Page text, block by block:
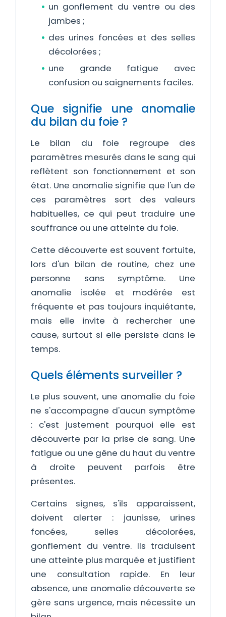
un gonflement du ventre ou des
jambes ;
des urines foncées et des selles
décolorées ;
une grande fatigue avec
confusion ou saignements faciles.
Que signifie une anomalie
du bilan du foie ?
Le bilan du foie regroupe des
paramètres mesurés dans le sang qui
reflètent son fonctionnement et son
état. Une anomalie signifie que l'un de
ces paramètres sort des valeurs
habituelles, ce qui peut traduire une
souffrance ou une atteinte du foie.
Cette découverte est souvent fortuite,
lors d'un bilan de routine, chez une
personne sans symptôme. Une
anomalie isolée et modérée est
fréquente et pas toujours inquiétante,
mais elle invite à rechercher une
cause, surtout si elle persiste dans le
temps.
Quels éléments surveiller ?
Le plus souvent, une anomalie du foie
ne s'accompagne d'aucun symptôme
: c'est justement pourquoi elle est
découverte par la prise de sang. Une
fatigue ou une gêne du haut du ventre
à droite peuvent parfois être
présentes.
Certains signes, s'ils apparaissent,
doivent alerter : jaunisse, urines
foncées, selles décolorées,
gonflement du ventre. Ils traduisent
une atteinte plus marquée et justifient
une consultation rapide. En leur
absence, une anomalie découverte se
gère sans urgence, mais nécessite un